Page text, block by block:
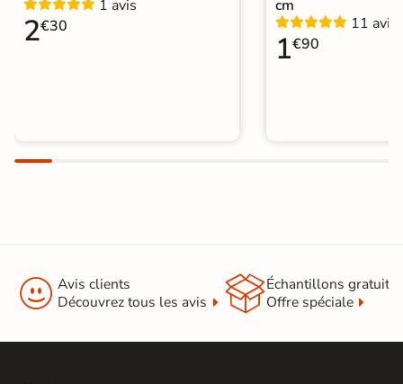
1 avis
2€30
cm
11 avis
1€90
 Avis clients
Découvrez tous les avis
Échantillons gratuit
Offre spéciale